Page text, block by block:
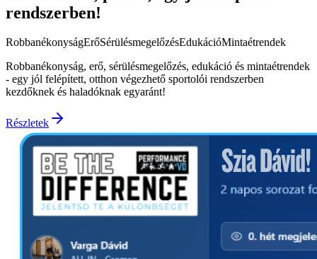
rendszerben!
RobbanékonyságErőSérülésmegelőzésEdukációMintaétrendek
Robbanékonyság, erő, sérülésmegelőzés, edukáció és mintaétrendek
- egy jól felépített, otthon végezhető sportolói rendszerben
kezdőknek és haladóknak egyaránt!
Részletek